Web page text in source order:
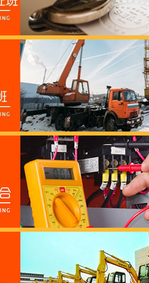
养老护理员培训——提
十二月：保持热爱，成
跟“emo”说拜拜！
浓浓端午情，欢乐“粽
这个春天，以爱之名，
养老护理员培训——提
十二月：保持热爱，成
跟“emo”说拜拜！
浓浓端午情，欢乐“粽